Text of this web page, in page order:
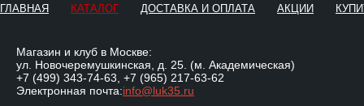
ГЛАВНАЯ КАТАЛОГ ДОСТАВКА И ОПЛАТА АКЦИИ
Магазин и клуб в Москве:
ул. Новочеремушкинская, д. 25. (м. Академическая)
+7 (499) 343-74-63 +7 (965) 217-63-62
Электронная почта:info@luk35.ru